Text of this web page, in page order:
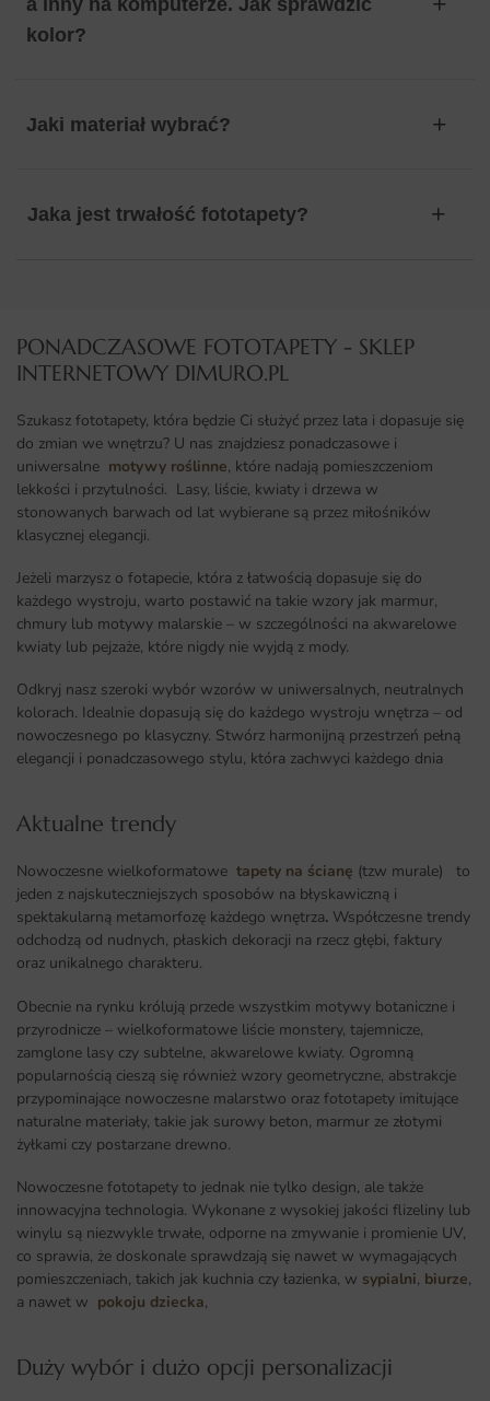
kolor?
Jaki materiał wybrać?
Jaka jest trwałość fototapety?
PONADCZASOWE FOTOTAPETY - SKLEP
INTERNETOWY DIMURO.PL​
Szukasz fototapety, która będzie Ci służyć przez lata i dopasuje się
do zmian we wnętrzu? U nas znajdziesz ponadczasowe i
uniwersalne motywy roślinne, które nadają pomieszczeniom
lekkości i przytulności. Lasy, liście, kwiaty i drzewa w
stonowanych barwach od lat wybierane są przez miłośników
klasycznej elegancji.
Jeżeli marzysz o fotapecie, która z łatwością dopasuje się do
każdego wystroju, warto postawić na takie wzory jak marmur,
chmury lub motywy malarskie – w szczególności na akwarelowe
kwiaty lub pejzaże, które nigdy nie wyjdą z mody.
Odkryj nasz szeroki wybór wzorów w uniwersalnych, neutralnych
kolorach. Idealnie dopasują się do każdego wystroju wnętrza – od
nowoczesnego po klasyczny. Stwórz harmonijną przestrzeń pełną
elegancji i ponadczasowego stylu, która zachwyci każdego dnia
Aktualne trendy​
Nowoczesne wielkoformatowe tapety na ścianę (tzw murale) to
jeden z najskuteczniejszych sposobów na błyskawiczną i
spektakularną metamorfozę każdego wnętrza. Współczesne trendy
odchodzą od nudnych, płaskich dekoracji na rzecz głębi, faktury
oraz unikalnego charakteru.
Obecnie na rynku królują przede wszystkim motywy botaniczne i
przyrodnicze – wielkoformatowe liście monstery, tajemnicze,
zamglone lasy czy subtelne, akwarelowe kwiaty. Ogromną
popularnością cieszą się również wzory geometryczne, abstrakcje
przypominające nowoczesne malarstwo oraz fototapety imitujące
naturalne materiały, takie jak surowy beton, marmur ze złotymi
żyłkami czy postarzane drewno.
Nowoczesne fototapety to jednak nie tylko design, ale także
innowacyjna technologia. Wykonane z wysokiej jakości flizeliny lub
winylu są niezwykle trwałe, odporne na zmywanie i promienie UV,
co sprawia, że doskonale sprawdzają się nawet w wymagających
pomieszczeniach, takich jak kuchnia czy łazienka, w sypialni, biurze,
a nawet w pokoju dziecka,
Duży wybór i dużo opcji personalizacji ​